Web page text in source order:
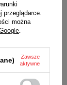
przeglądarce.
można
.
Zawsze
aktywne